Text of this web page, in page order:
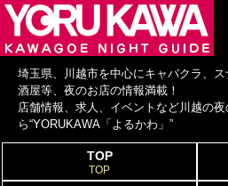
埼玉県、川越市を中心にキャバクラ、
酒屋等、夜のお店の情報満載！
店舗情報、求人、イベントなど川越の
ら“YORUKAWA「よるかわ」”
TOP
TOP